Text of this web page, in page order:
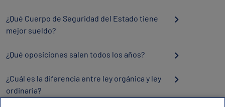
¿Qué Cuerpo de Seguridad del Estado tiene
mejor sueldo?
¿Qué oposiciones salen todos los años?
¿Cuál es la diferencia entre ley orgánica y ley
ordinaria?